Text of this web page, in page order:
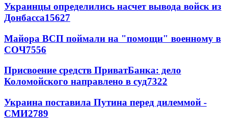
Украинцы определились насчет вывода войск из
Донбасса15627
Майора ВСП поймали на "помощи" военному в
СОЧ7556
Присвоение средств ПриватБанка: дело
Коломойского направлено в суд7322
Украина поставила Путина перед дилеммой -
СМИ2789